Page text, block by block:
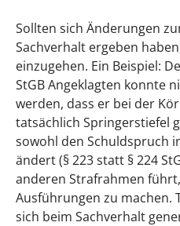
Sollten sich Änderungen
Sachverhalt ergeben
einzugehen. Ein Beispiel:
StGB Angeklagten konnte
werden, dass er bei der
tatsächlich Springerstiefel
sowohl den Schuldspruch
ändert (§ 223 statt § 224
anderen Strafrahmen
Ausführungen zu machen.
sich beim Sachverhalt